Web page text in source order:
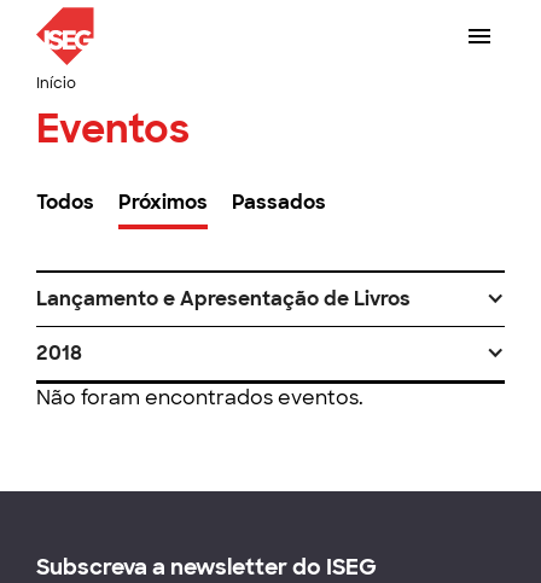
Início
Eventos
Todos Próximos Passados
Lançamento e Apresentação de Livros
2018
Não foram encontrados eventos.
Subscreva a newsletter do ISEG